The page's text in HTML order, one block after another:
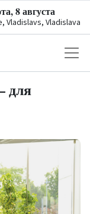
8 августа
Vladislavs, Vladislava
для